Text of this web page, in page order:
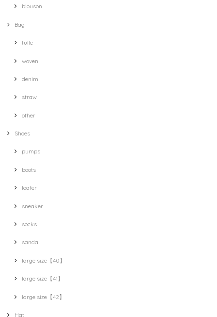
blouson
Bag
tulle
woven
denim
straw
other
Shoes
pumps
boots
loafer
sneaker
socks
sandal
large size【40】
large size【41】
large size【42】
Hat